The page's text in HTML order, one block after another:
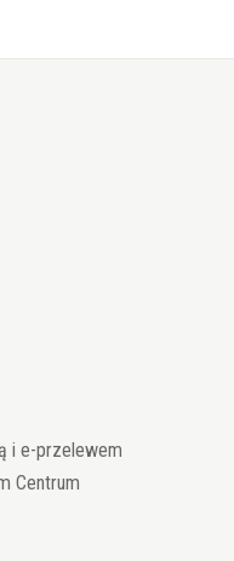
i e-przelewem
Centrum